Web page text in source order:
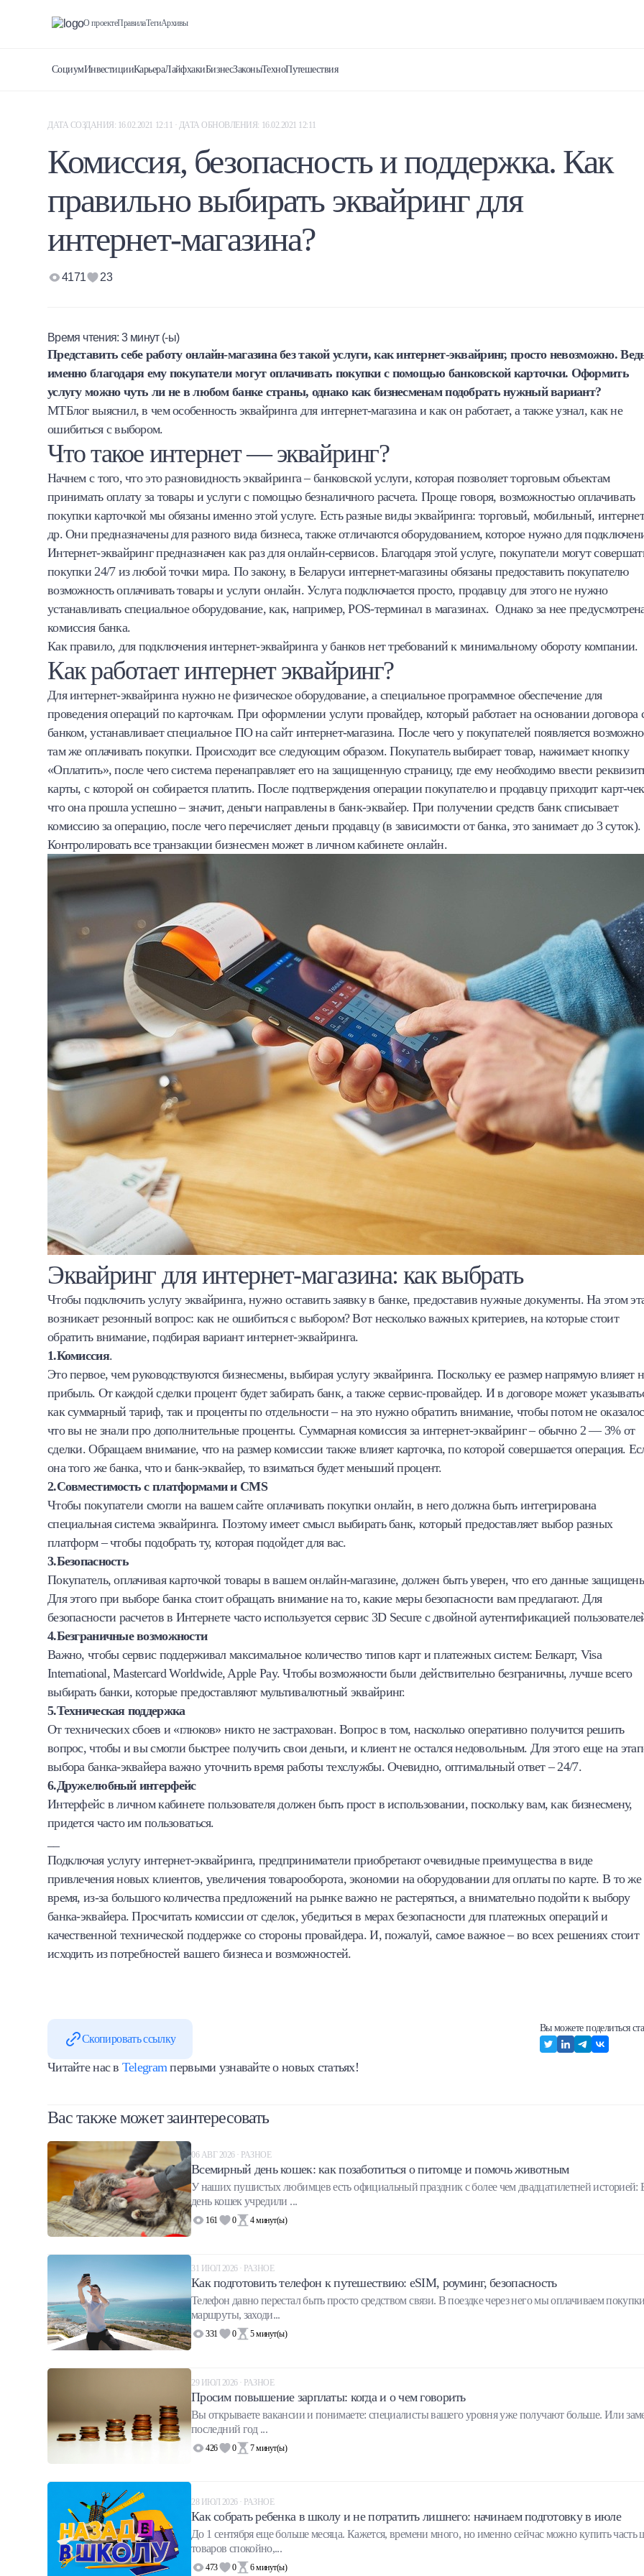
О проектеПравилаТегиАрхивы
СоциумИнвестицииКарьераЛайфхакиБизнесЗаконыТехноПутешествия
Халва
Онлайн-обменник
Премиальный сервис Prime Line
Мобильный банк MOBY
Потребительский кредит
Карта КАКТУС
Продукты для Бизнеса
ДАТА СОЗДАНИЯ: 16.02.2021 12:11 · ДАТА ОБНОВЛЕНИЯ: 16.02.2021 12:11
Комиссия, безопасность и поддержка. Как
правильно выбирать эквайринг для
интернет-магазина?
4171 23
Время чтения:3 минут (-ы)
Представить себе работу онлайн-магазина без такой услуги, как интернет-эквайринг, просто невозможно.
именно благодаря ему покупатели могут оплачивать покупки с помощью банковской карточки. Оформить
услугу можно чуть ли не в любом банке страны, однако как бизнесменам подобрать нужный вариант?
МТБлог выяснил, в чем особенность эквайринга для интернет-магазина и как он работает, а также узнал, как не
ошибиться с выбором.
Что такое интернет — эквайринг?
Начнем с того, что это разновидность эквайринга – банковской услуги, которая позволяет торговым объектам
принимать оплату за товары и услуги с помощью безналичного расчета. Проще говоря, возможностью оплачивать
покупки карточкой мы обязаны именно этой услуге. Есть разные виды эквайринга: торговый, мобильный,
др. Они предназначены для разного вида бизнеса, также отличаются оборудованием, которое нужно для
Интернет-эквайринг предназначен как раз для онлайн-сервисов. Благодаря этой услуге, покупатели могут
покупки 24/7 из любой точки мира. По закону, в Беларуси интернет-магазины обязаны предоставить покупателю
возможность оплачивать товары и услуги онлайн. Услуга подключается просто, продавцу для этого не нужно
устанавливать специальное оборудование, как, например, POS-терминал в магазинах. Однако за нее
комиссия банка.
Как правило, для подключения интернет-эквайринга у банков нет требований к минимальному обороту компании.
Как работает интернет эквайринг?
Для интернет-эквайринга нужно не физическое оборудование, а специальное программное обеспечение для
проведения операций по карточкам. При оформлении услуги провайдер, который работает на основании договора
банком, устанавливает специальное ПО на сайт интернет-магазина. После чего у покупателей появляется
там же оплачивать покупки. Происходит все следующим образом. Покупатель выбирает товар, нажимает кнопку
«Оплатить», после чего система перенаправляет его на защищенную страницу, где ему необходимо ввести
карты, с которой он собирается платить. После подтверждения операции покупателю и продавцу приходит карт-
что она прошла успешно – значит, деньги направлены в банк-эквайер. При получении средств банк списывает
комиссию за операцию, после чего перечисляет деньги продавцу (в зависимости от банка, это занимает до 3 суток).
Контролировать все транзакции бизнесмен может в личном кабинете онлайн.
Эквайринг для интернет-магазина: как выбрать
Чтобы подключить услугу эквайринга, нужно оставить заявку в банке, предоставив нужные документы. На этом
возникает резонный вопрос: как не ошибиться с выбором? Вот несколько важных критериев, на которые стоит
обратить внимание, подбирая вариант интернет-эквайринга.
1.Комиссия.
Это первое, чем руководствуются бизнесмены, выбирая услугу эквайринга. Поскольку ее размер напрямую влияет
прибыль. От каждой сделки процент будет забирать банк, а также сервис-провайдер. И в договоре может
как суммарный тариф, так и проценты по отдельности – на это нужно обратить внимание, чтобы потом не
что вы не знали про дополнительные проценты. Суммарная комиссия за интернет-эквайринг – обычно 2 — 3% от
сделки. Обращаем внимание, что на размер комиссии также влияет карточка, по которой совершается операция.
она того же банка, что и банк-эквайер, то взиматься будет меньший процент.
2.Совместимость с платформами и CMS
Чтобы покупатели смогли на вашем сайте оплачивать покупки онлайн, в него должна быть интегрирована
специальная система эквайринга. Поэтому имеет смысл выбирать банк, который предоставляет выбор разных
платформ – чтобы подобрать ту, которая подойдет для вас.
3.Безопасность
Покупатель, оплачивая карточкой товары в вашем онлайн-магазине, должен быть уверен, что его данные
Для этого при выборе банка стоит обращать внимание на то, какие меры безопасности вам предлагают. Для
безопасности расчетов в Интернете часто используется сервис 3D Secure с двойной аутентификацией
4.Безграничные возможности
Важно, чтобы сервис поддерживал максимальное количество типов карт и платежных систем: Белкарт, Visa
International, Masterсard Worldwide, Apple Рay. Чтобы возможности были действительно безграничны, лучше всего
выбирать банки, которые предоставляют мультивалютный эквайринг.
5.Техническая поддержка
От технических сбоев и «глюков» никто не застрахован. Вопрос в том, насколько оперативно получится решить
вопрос, чтобы и вы смогли быстрее получить свои деньги, и клиент не остался недовольным. Для этого еще на
выбора банка-эквайера важно уточнить время работы техслужбы. Очевидно, оптимальный ответ – 24/7.
6.Дружелюбный интерфейс
Интерфейс в личном кабинете пользователя должен быть прост в использовании, поскольку вам, как бизнесмену,
придется часто им пользоваться.
Подключая услугу интернет-эквайринга, предприниматели приобретают очевидные преимущества в виде
привлечения новых клиентов, увеличения товарооборота, экономии на оборудовании для оплаты по карте. В то же
время, из-за большого количества предложений на рынке важно не растеряться, а внимательно подойти к выбору
банка-эквайера. Просчитать комиссии от сделок, убедиться в мерах безопасности для платежных операций и
качественной технической поддержке со стороны провайдера. И, пожалуй, самое важное – во всех решениях стоит
исходить из потребностей вашего бизнеса и возможностей.
Скопировать ссылку
Вы можете поделиться
Читайте нас в Telegram первыми узнавайте о новых статьях!
Вас также может заинтересовать
06 АВГ 2026 · РАЗНОЕ
Всемирный день кошек: как позаботиться о питомце и помочь животным
У наших пушистых любимцев есть официальный праздник с более чем двадцатилетней
день кошек учредили ...
161 0 4минут(ы)
31 ИЮЛ 2026 · РАЗНОЕ
Как подготовить телефон к путешествию: eSIM, роуминг, безопасность
Телефон давно перестал быть просто средством связи. В поездке через него мы оплачиваем
маршруты, заходи...
331 0 5минут(ы)
29 ИЮЛ 2026 · РАЗНОЕ
Просим повышение зарплаты: когда и о чем говорить
Вы открываете вакансии и понимаете: специалисты вашего уровня уже получают больше. Или
последний год ...
426 0 7минут(ы)
28 ИЮЛ 2026 · РАЗНОЕ
Как собрать ребенка в школу и не потратить лишнего: начинаем подготовку в июле
До 1 сентября еще больше месяца. Кажется, времени много, но именно сейчас можно купить часть
товаров спокойно,...
473 0 6минут(ы)